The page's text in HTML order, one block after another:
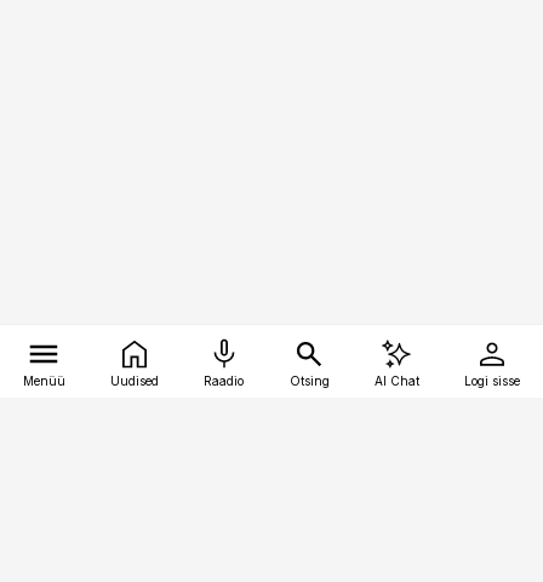
Menüü Uudised Raadio Otsing AI Chat Logi sisse